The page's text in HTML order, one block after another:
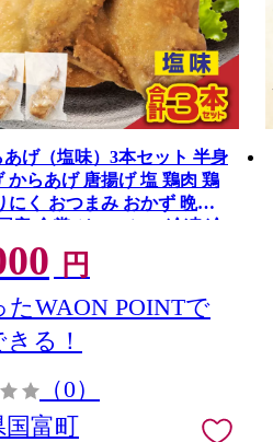
げ（塩味）3本セット 半身
からあげ 唐揚げ 塩 鶏肉 鶏
にく おつまみ おかず 晩ご
産 金賞 ジューシー 冷凍 冷
円
たWAON POINTで
る！
（0）
国富町